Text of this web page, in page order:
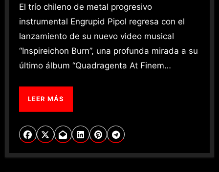
El trío chileno de metal progresivo
instrumental Engrupid Pipol regresa con el
lanzamiento de su nuevo video musical
“Inspireichon Burn”, una profunda mirada a su
último álbum “Quadragenta At Finem…
LEER MÁS